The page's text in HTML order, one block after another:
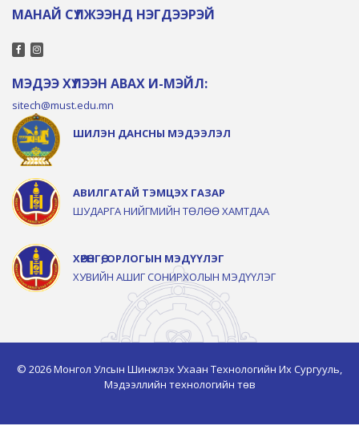
МАНАЙ СҮЛЖЭЭНД НЭГДЭЭРЭЙ
МЭДЭЭ ХҮЛЭЭН АВАХ И-МЭЙЛ:
sitech@must.edu.mn
ШИЛЭН ДАНСНЫ МЭДЭЭЛЭЛ
АВИЛГАТАЙ ТЭМЦЭХ ГАЗАР
ШУДАРГА НИЙГМИЙН ТӨЛӨӨ ХАМТДАА
ХӨРӨНГӨ, ОРЛОГЫН МЭДҮҮЛЭГ
ХУВИЙН АШИГ СОНИРХОЛЫН МЭДҮҮЛЭГ
© 2026 Монгол Улсын Шинжлэх Ухаан Технологийн Их Сургууль,
Мэдээллийн технологийн төв